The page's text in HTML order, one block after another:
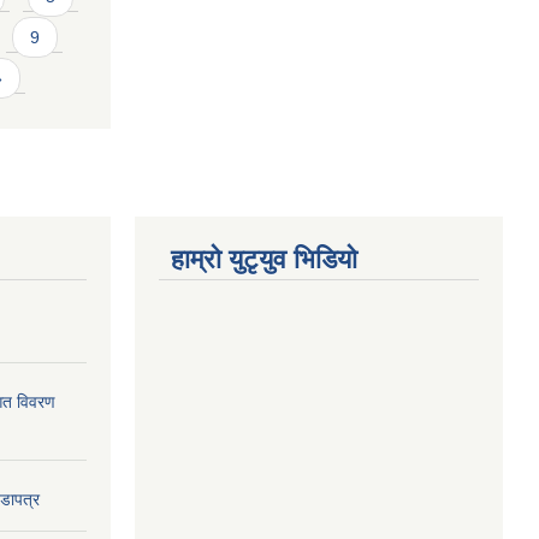
9
विवरण
हाम्राे युटृयुव भिडियाे